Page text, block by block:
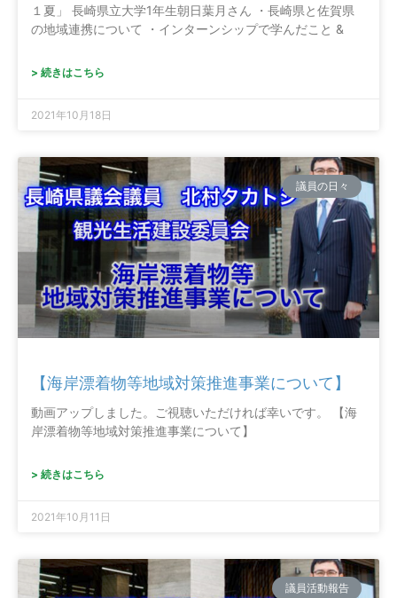
１夏」 長崎県立大学1年生朝日葉月さん ・長崎県と佐賀県
の地域連携について ・インターンシップで学んだこと &
> 続きはこちら
2021年10月18日
議員の日々
【海岸漂着物等地域対策推進事業について】
動画アップしました。ご視聴いただければ幸いです。 【海
岸漂着物等地域対策推進事業について】
> 続きはこちら
2021年10月11日
議員活動報告